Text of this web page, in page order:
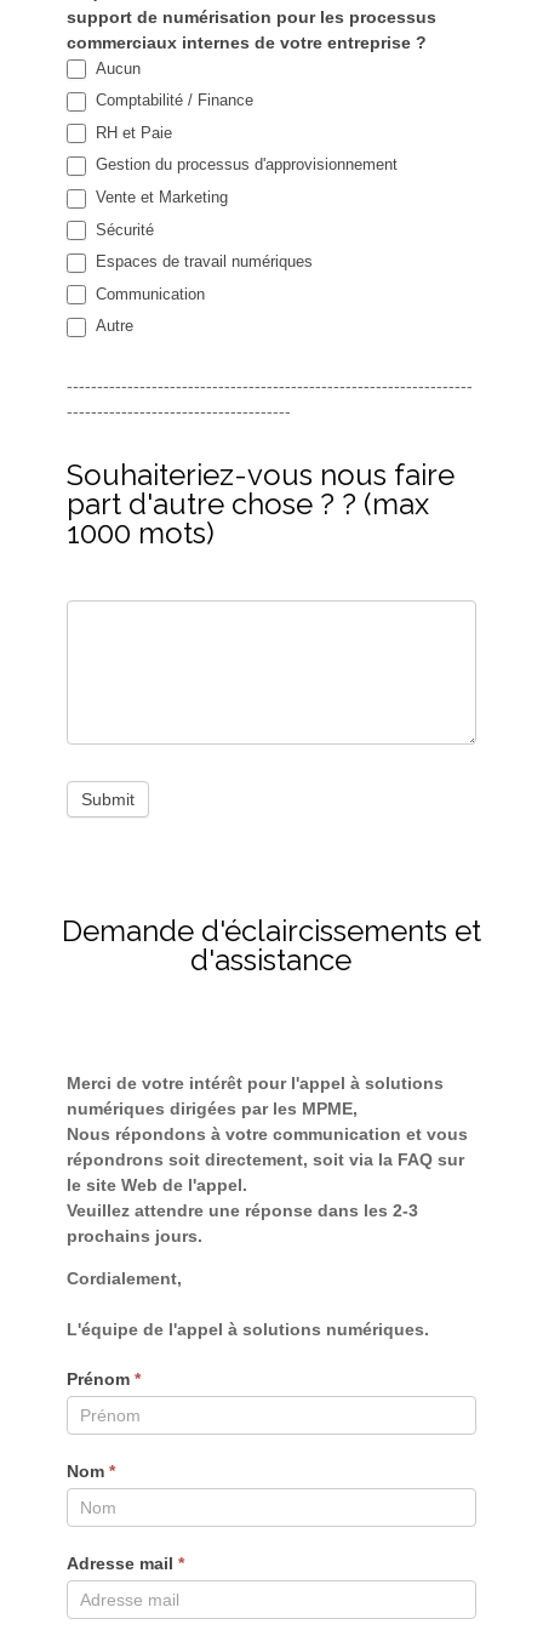
support de numérisation pour les processus
commerciaux internes de votre entreprise ?
Aucun
Comptabilité / Finance
RH et Paie
Gestion du processus d'approvisionnement
Vente et Marketing
Sécurité
Espaces de travail numériques
Communication
Autre
-------------------------------------------------------------------
-------------------------------------
Souhaiteriez-vous nous faire
part d'autre chose ? ? (max
1000 mots)
Submit
Demande d'éclaircissements et
d'assistance
Contactez
Merci de votre intérêt pour l'appel à solutions
numériques dirigées par les MPME,
Nous répondons à votre communication et vous
répondrons soit directement, soit via la FAQ sur
le site Web de l'appel.
Veuillez attendre une réponse dans les 2-3
prochains jours.
Cordialement,
L'équipe de l'appel à solutions numériques.
Prénom *
Nom *
Adresse mail *